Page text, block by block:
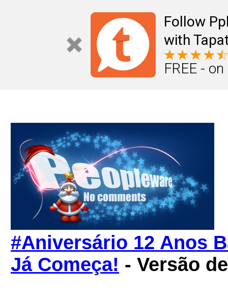
Follow
with
FREE -
#Aniversário 12 Anos
Já Começa! - Versão